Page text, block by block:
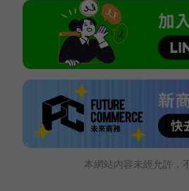
本網站內容未經允許，